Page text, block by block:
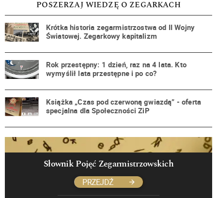
POSZERZAJ WIEDZĘ O ZEGARKACH
Krótka historia zegarmistrzostwa od II Wojny
Światowej. Zegarkowy kapitalizm
Rok przestępny: 1 dzień, raz na 4 lata. Kto
wymyślił lata przestępne i po co?
Książka „Czas pod czerwoną gwiazdą” - oferta
specjalna dla Społeczności ZiP
Słownik Pojęć Zegarmistrzowskich
PRZEJDŹ